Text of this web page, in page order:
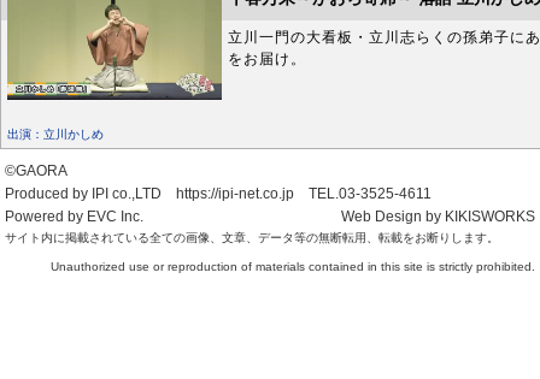
立川一門の大看板・立川志らくの孫弟子に
をお届け。
出演：立川かしめ
©GAORA
Produced by IPI co.,LTD https://ipi-net.co.jp TEL.03-3525-4611
Powered by EVC Inc.
Web Design by KIKISWORKS
サイト内に掲載されている全ての画像、文章、データ等の無断転用、転載をお断りします。
Unauthorized use or reproduction of materials contained in this site is strictly prohibited.